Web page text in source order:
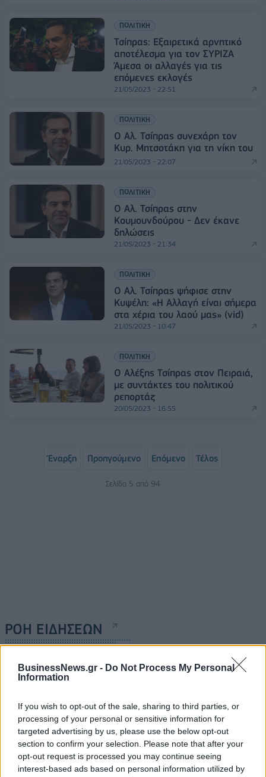
BusinessNews.gr - Do Not Process My Personal
Information
If you wish to opt-out of the sale, sharing to third parties, or
processing of your personal or sensitive information for
targeted advertising by us, please use the below opt-out
section to confirm your selection. Please note that after your
opt-out request is processed you may continue seeing
interest-based ads based on personal information utilized by
ΠΟΛΙΤΙΚΗ
Τσίπρας: Εξαιρετικά αρνητικό
αποτέλεσμα για τον ΣΥΡΙΖΑ
Άμεσα οι αλλαγές για τις
επόμενες εκλογές
21/05/2023 - 22:51
ΠΟΛΙΤΙΚΗ
Ο Αλ. Τσίπρας συνεχάρη τον
Κυρ. Μητσοτάκη για τη νίκη του
21/05/2023 - 22:07
ΠΟΛΙΤΙΚΗ
Ο Αλ. Τσίπρας στην
Κουμουνδούρου - Δεν έκανε
δηλώσεις
21/05/2023 - 21:34
ΠΟΛΙΤΙΚΗ
Ο Αλ. Τσίπρας ψήφισε στην
Κυψέλη: «Η Αλλαγή είναι σήμερα
στα χέρια του λαού μας» (vid)
21/05/2023 - 10:47
ΠΟΛΙΤΙΚΗ
Ο Αλέξης Τσίπρας στον Πειραιά,
με συντάκτες του πολιτικού
ρεπορτάζ
20/05/2023 - 16:55
Έναρξη Προηγούμενο Επόμενο Τέλος
Σελίδα 5 από 94
ΡΟΗ ΕΙΔΗΣΕΩΝ
Κορυφώνεται η έξοδος του Αυγούστου – Πάνω από
56.000 επιβάτες αναχωρούν σήμερα από τα
08/08/2026 - 14:30 ΕΛΛΑΔΑ
Δυτική Αττική: Η επόμενη ημέρα μετά τις πυρκαγιές
– Τα έργα Antinero και η «μάχη» πριν από τις
βροχές
08/08/2026 - 14:08 ΕΛΛΑΔΑ